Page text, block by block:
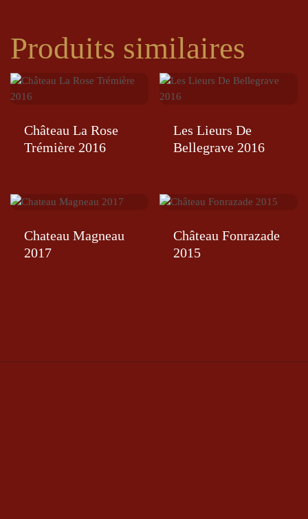
Produits similaires
Château La Rose
Trémière 2016
Les Lieurs De
Bellegrave 2016
Chateau Magneau
2017
Château Fonrazade
2015